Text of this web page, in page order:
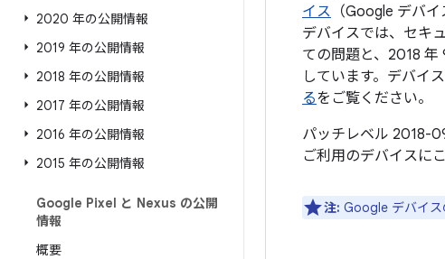
2020 年の公開情報
2019 年の公開情報
2018 年の公開情報
2017 年の公開情報
2016 年の公開情報
2015 年の公開情報
Google Pixel と Nexus の公開
情報
概要
イス （Google デバ
デバイスでは、セキ
ての問題と、2018
しています。デバイ
るをご覧ください。
パッチレベル 2018-
ご利用のデバイスに
注: Google デバイス